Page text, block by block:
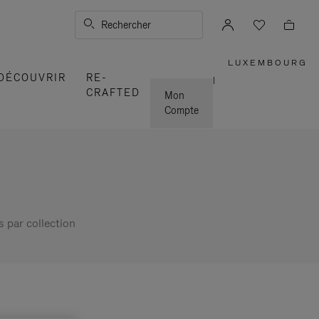
Rechercher
RE-
CRAFTED
Mon
Compte
LUXEMBOURG
|
par collection